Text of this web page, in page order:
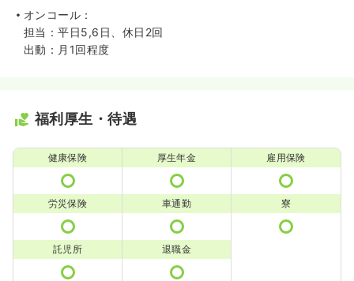
オンコール：
担当：平日5,6日、休日2回
出動：月1回程度
福利厚生・待遇
健康保険 厚生年金 雇用保険
労災保険 車通勤 寮
託児所 退職金